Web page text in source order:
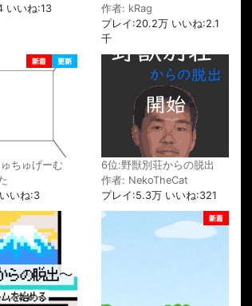
いいね:13
作者: kRag
プレイ:20.2万 いいね:2.1
千
ちゅげーむ
いね:3
6位:野獣別荘からの脱出
作者: NekoTheCat
プレイ:5.3万 いいね:321